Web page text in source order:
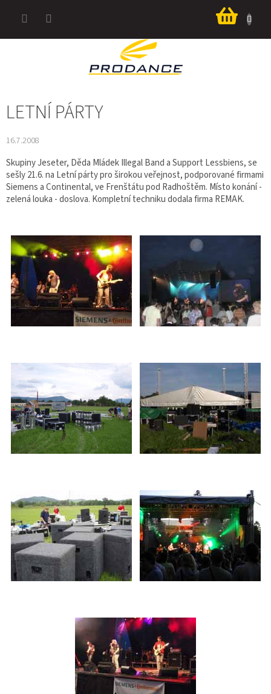
košík
LETNÍ PÁRTY
16.7.2008
Skupiny Jeseter, Děda Mládek Illegal Band a Support Lessbiens, se
sešly 21.6. na Letní párty pro širokou veřejnost, podporované firmami
Siemens a Continental, ve Frenštátu pod Radhoštěm. Místo konání -
zelená louka - doslova. Kompletní techniku dodala firma REMAK.